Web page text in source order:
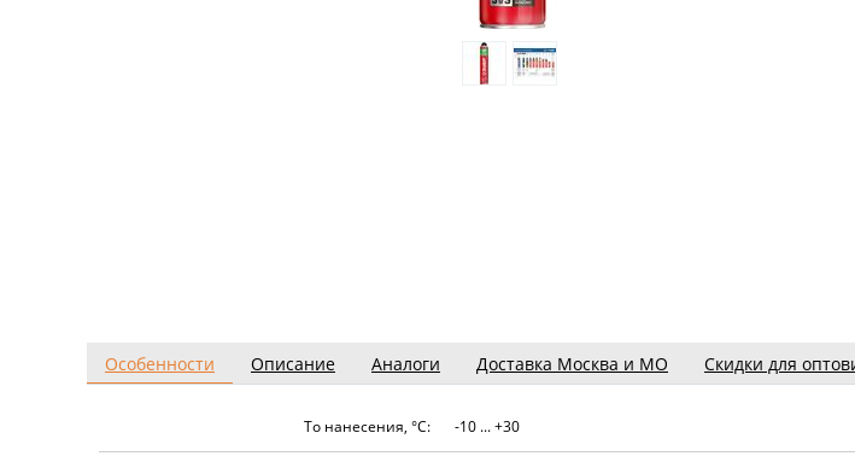
Особенности Описание Аналоги Доставка Москва и МО Скидки для
To нанесения, °C: -10 ... +30